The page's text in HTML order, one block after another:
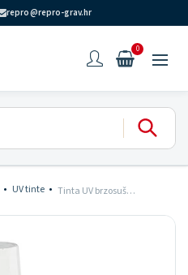
repro@repro-grav.hr
0
UV tinte Tinta UV brzosušeća 199